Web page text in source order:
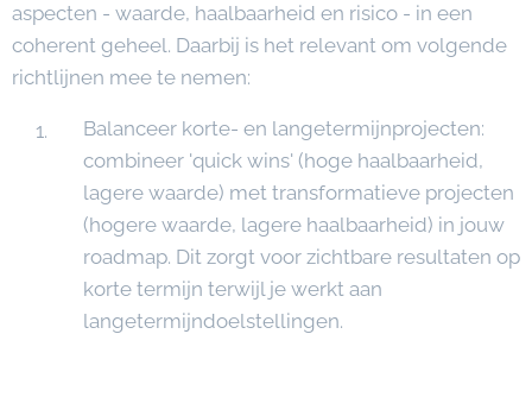
aspecten - waarde, haalbaarheid en risico - in een
coherent geheel. Daarbij is het relevant om volgende
richtlijnen mee te nemen:
Balanceer korte- en langetermijnprojecten:
combineer 'quick wins' (hoge haalbaarheid,
lagere waarde) met transformatieve projecten
(hogere waarde, lagere haalbaarheid) in jouw
roadmap. Dit zorgt voor zichtbare resultaten op
korte termijn terwijl je werkt aan
langetermijndoelstellingen.